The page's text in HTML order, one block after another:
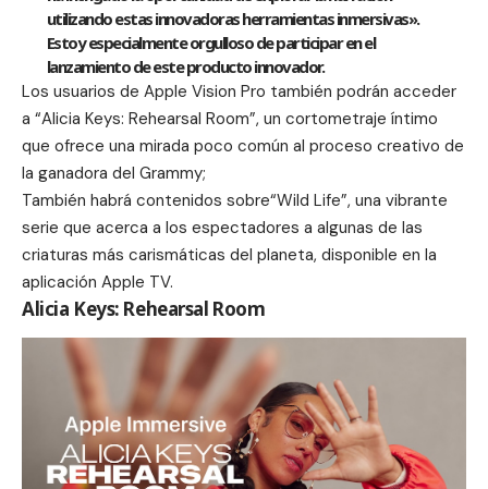
utilizando estas innovadoras herramientas inmersivas».
Estoy especialmente orgulloso de participar en el
lanzamiento de este producto innovador.
Los usuarios de Apple Vision Pro también podrán acceder
a “Alicia Keys: Rehearsal Room”, un cortometraje íntimo
que ofrece una mirada poco común al proceso creativo de
la ganadora del Grammy;
También habrá contenidos sobre“Wild Life”, una vibrante
serie que acerca a los espectadores a algunas de las
criaturas más carismáticas del planeta, disponible en la
aplicación Apple TV.
Alicia Keys: Rehearsal Room